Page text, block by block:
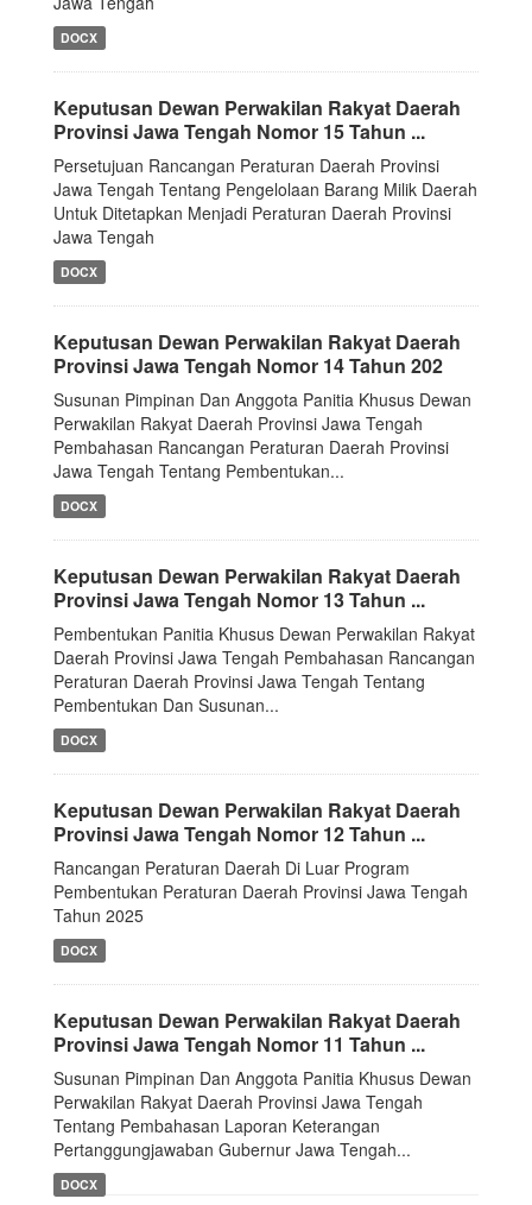
DOCX
Keputusan Dewan Perwakilan Rakyat Daerah
Provinsi Jawa Tengah Nomor 15 Tahun ...
Persetujuan Rancangan Peraturan Daerah Provinsi
Jawa Tengah Tentang Pengelolaan Barang Milik Daerah
Untuk Ditetapkan Menjadi Peraturan Daerah Provinsi
Jawa Tengah
DOCX
Keputusan Dewan Perwakilan Rakyat Daerah
Provinsi Jawa Tengah Nomor 14 Tahun 202
Susunan Pimpinan Dan Anggota Panitia Khusus Dewan
Perwakilan Rakyat Daerah Provinsi Jawa Tengah
Pembahasan Rancangan Peraturan Daerah Provinsi
Jawa Tengah Tentang Pembentukan...
DOCX
Keputusan Dewan Perwakilan Rakyat Daerah
Provinsi Jawa Tengah Nomor 13 Tahun ...
Pembentukan Panitia Khusus Dewan Perwakilan Rakyat
Daerah Provinsi Jawa Tengah Pembahasan Rancangan
Peraturan Daerah Provinsi Jawa Tengah Tentang
Pembentukan Dan Susunan...
DOCX
Keputusan Dewan Perwakilan Rakyat Daerah
Provinsi Jawa Tengah Nomor 12 Tahun ...
Rancangan Peraturan Daerah Di Luar Program
Pembentukan Peraturan Daerah Provinsi Jawa Tengah
Tahun 2025
DOCX
Keputusan Dewan Perwakilan Rakyat Daerah
Provinsi Jawa Tengah Nomor 11 Tahun ...
Susunan Pimpinan Dan Anggota Panitia Khusus Dewan
Perwakilan Rakyat Daerah Provinsi Jawa Tengah
Tentang Pembahasan Laporan Keterangan
Pertanggungjawaban Gubernur Jawa Tengah...
DOCX